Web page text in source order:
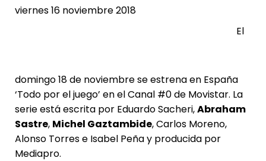
viernes 16 noviembre 2018
El
domingo 18 de noviembre se estrena en España
‘Todo por el juego’ en el Canal #0 de Movistar. La
serie está escrita por Eduardo Sacheri,Abraham
Sastre, Michel Gaztambide, Carlos Moreno,
Alonso Torres e Isabel Peña y producida por
Mediapro.